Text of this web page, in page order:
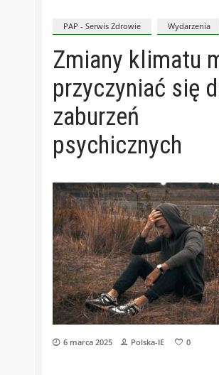
PAP - Serwis Zdrowie Wydarzenia
Zmiany klimatu
przyczyniać się
zaburzeń
psychicznych
6 marca 2025 Polska-IE 0